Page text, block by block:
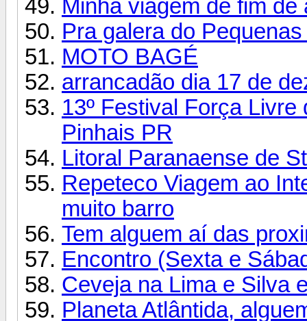
Minha viagem de fim de
Pra galera do
MOTO BAGÉ
arrancadão dia 17 de
13º Festival Força
Pinhais PR
Litoral Paranaense de
Repeteco Viagem ao
muito barro
Tem alguem aí das
Encontro (Sexta e
Ceveja na Lima e Silva
Planeta Atlântida,